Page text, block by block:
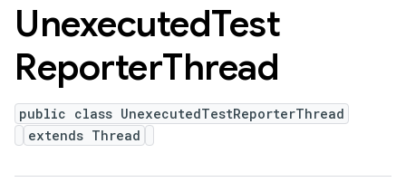
UnexecutedTest
ReporterThread
public class UnexecutedTestReporterThread
extends Thread